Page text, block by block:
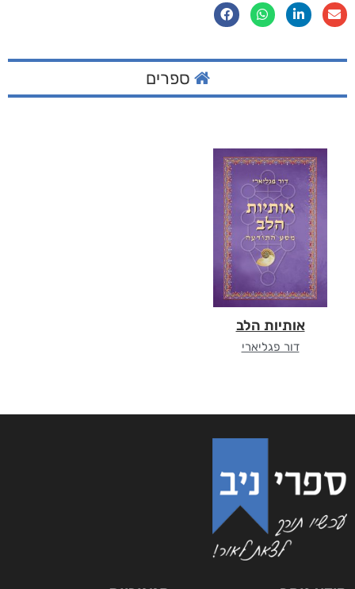
ספרים
אותיות הלב
דור פגליארי